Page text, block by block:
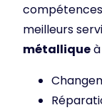
meilleurs
métallique